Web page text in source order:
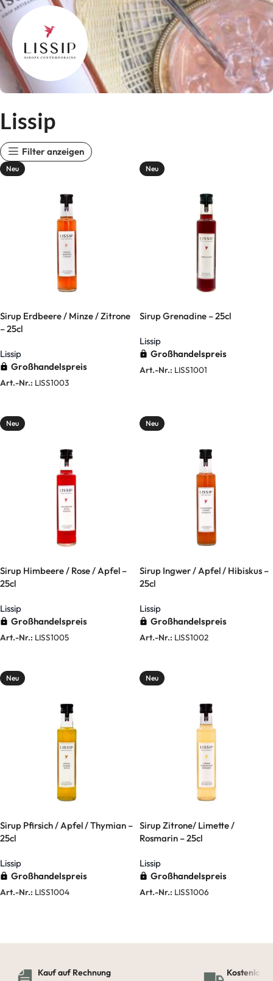
Lissip
Filter anzeigen
Neu
Sirup Erdbeere / Minze / Zitrone
– 25cl
Lissip
Großhandelspreis
Art.-Nr.: LISS1003
Neu
Sirup Grenadine – 25cl
Lissip
Großhandelspreis
Art.-Nr.: LISS1001
Neu
Sirup Himbeere / Rose / Apfel –
25cl
Lissip
Großhandelspreis
Art.-Nr.: LISS1005
Neu
Sirup Ingwer / Apfel / Hibiskus –
25cl
Lissip
Großhandelspreis
Art.-Nr.: LISS1002
Neu
Sirup Pfirsich / Apfel / Thymian –
25cl
Lissip
Großhandelspreis
Art.-Nr.: LISS1004
Neu
Sirup Zitrone/ Limette /
Rosmarin – 25cl
Lissip
Großhandelspreis
Art.-Nr.: LISS1006
Kauf auf Rechnung